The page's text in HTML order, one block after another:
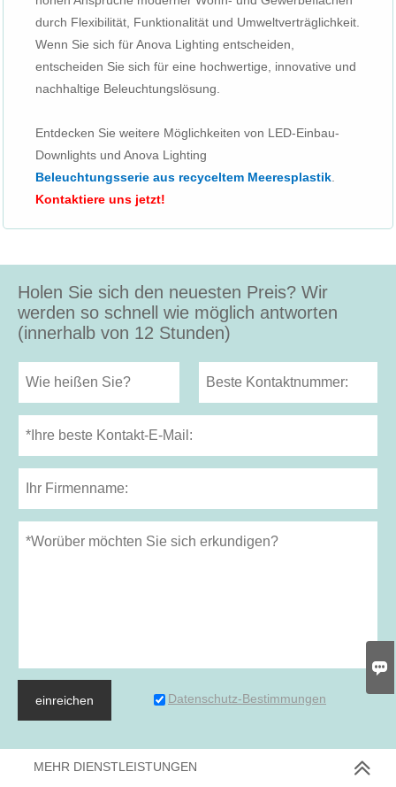
durch Flexibilität, Funktionalität und Umweltverträglichkeit.
Wenn Sie sich für Anova Lighting entscheiden,
entscheiden Sie sich für eine hochwertige, innovative und
nachhaltige Beleuchtungslösung.
Entdecken Sie weitere Möglichkeiten von LED-Einbau-
Downlights und Anova Lighting
Beleuchtungsserie aus recyceltem Meeresplastik
Kontaktiere uns jetzt!
Holen Sie sich den neuesten Preis? Wir
werden so schnell wie möglich antworten
(innerhalb von 12 Stunden)
einreichen Datenschutz-Bestimmungen
MEHR DIENSTLEISTUNGEN
